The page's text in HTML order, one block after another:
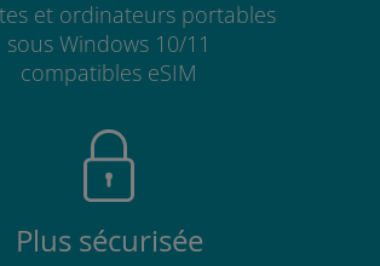
et ordinateurs portables
sous Windows 10/11
compatibles eSIM
Plus sécurisée